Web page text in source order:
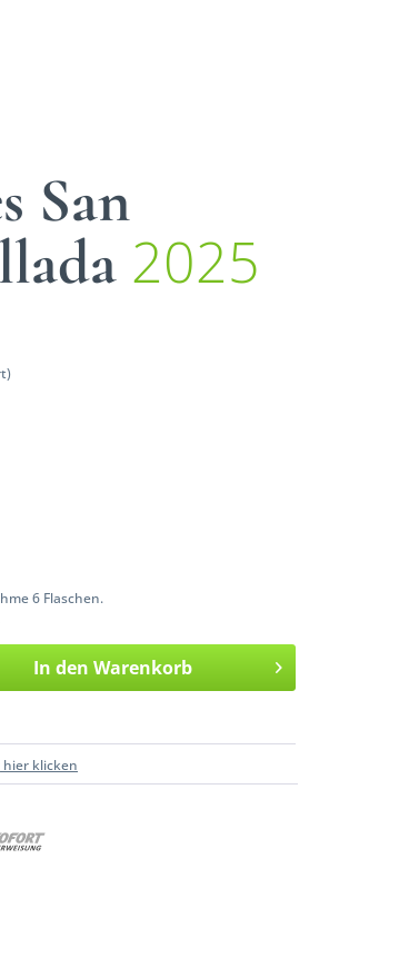
San
2025
6 Flaschen.
In den Warenkorb
klicken